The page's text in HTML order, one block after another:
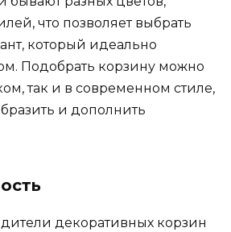
что позволяет выбрать
который идеально
Подобрать корзину можно
так и в современном стиле,
и дополнить
декоративных корзин